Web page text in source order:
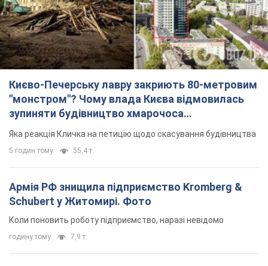
Києво-Печерську лавру закриють 80-метровим
"монстром"? Чому влада Києва відмовилась
зупиняти будівництво хмарочоса
"московського вірянина"
Яка реакція Кличка на петицію щодо скасування будівництва
5 годин тому 55,4 т.
Армія РФ знищила підприємство Kromberg &
Schubert у Житомирі. Фото
Коли поновить роботу підприємство, наразі невідомо
годину тому 7,9 т.